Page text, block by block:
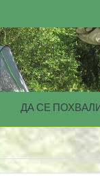
ДА СЕ